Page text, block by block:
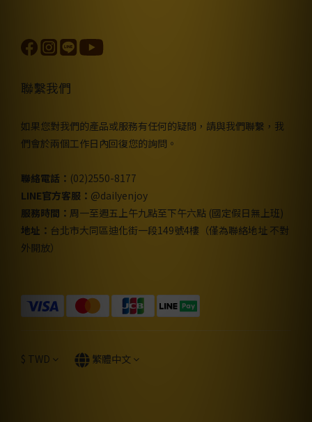
聯繫我們
如果您對我們的產品或服務有任何的疑問，請與我們聯繫，我
們會於兩個工作日內回復您的詢問。
聯絡電話： (02)2550-8177
LINE官方客服： @dailyenjoy
服務時間： 周一至週五上午九點至下午六點 (國定假日無上班)
地址： 台北市大同區迪化街一段149號4樓（僅為聯絡地址 不對
外開放）
$ TWD 繁體中文